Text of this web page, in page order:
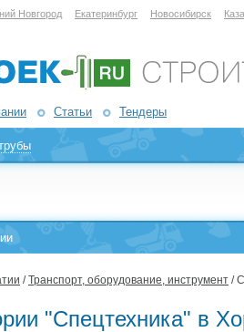
Новгород Екатеринбург Новосибирск
Статьи Тендеры
/Транспорт, оборудование, инструмент /
"Спецтехника" в